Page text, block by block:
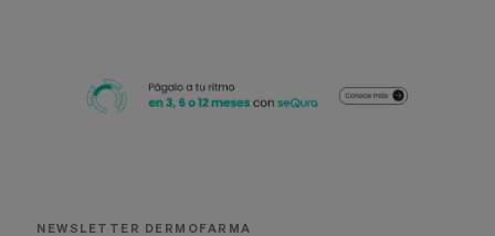
NEWSLETTER DERMOFARMA